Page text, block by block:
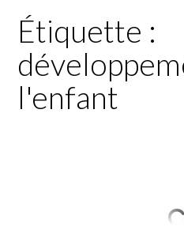
Étiquette :
l'enfant